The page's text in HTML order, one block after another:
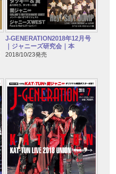
J-GENERATION2018年12月号
｜ジャニーズ研究会｜本
2018/10/23発売